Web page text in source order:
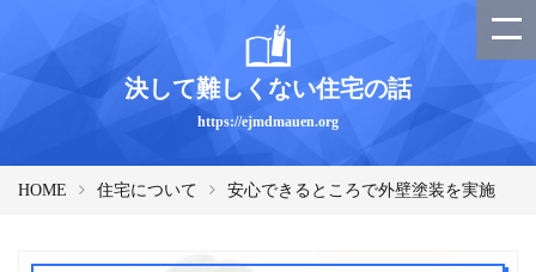
決して難しくない住宅の話
https://ejmdmauen.org
HOME 住宅について 安心できるところで外壁塗装を実施